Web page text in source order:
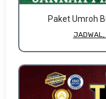
Paket Umroh
JADWAL,